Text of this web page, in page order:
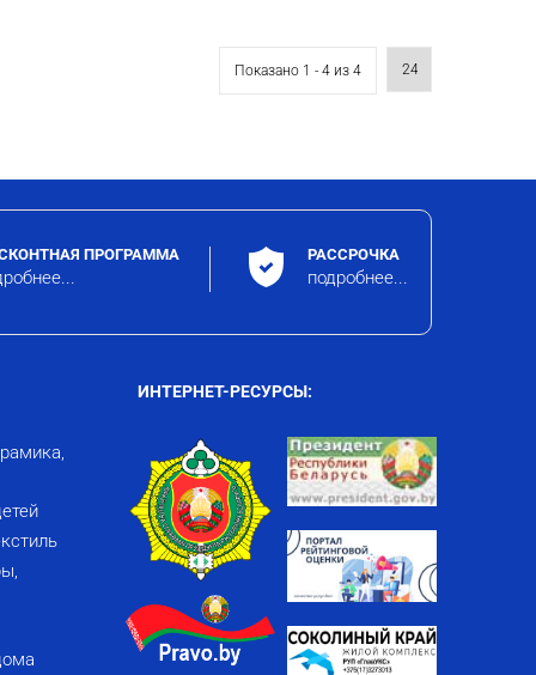
Показано 1 - 4 из 4
ПРОГРАММА РАССРОЧКА
подробнее...
ИНТЕРНЕТ-РЕСУРСЫ: